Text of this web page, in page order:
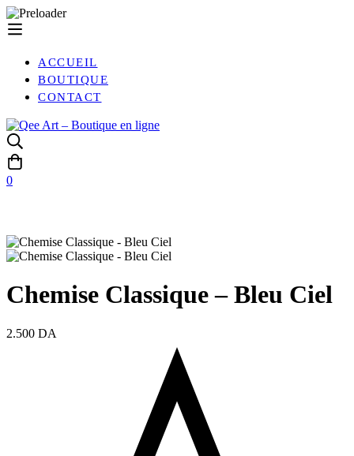
ACCUEIL
BOUTIQUE
CONTACT
0
Chemise Classique – Bleu Ciel
2.500 DA